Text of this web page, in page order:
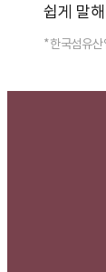
쉽게 말
*한국섬유